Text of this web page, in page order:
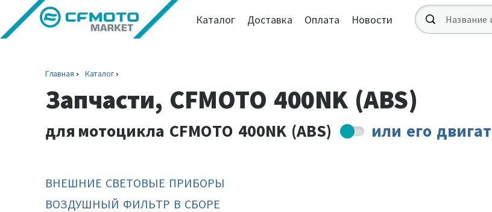
Каталог Доставка Оплата Новости
Главная Каталог
Запчасти, CFMOTO 400NK (ABS)
для мотоцикла CFMOTO 400NK (ABS) или его
ВНЕШНИЕ СВЕТОВЫЕ ПРИБОРЫ
ВОЗДУШНЫЙ ФИЛЬТР В СБОРЕ